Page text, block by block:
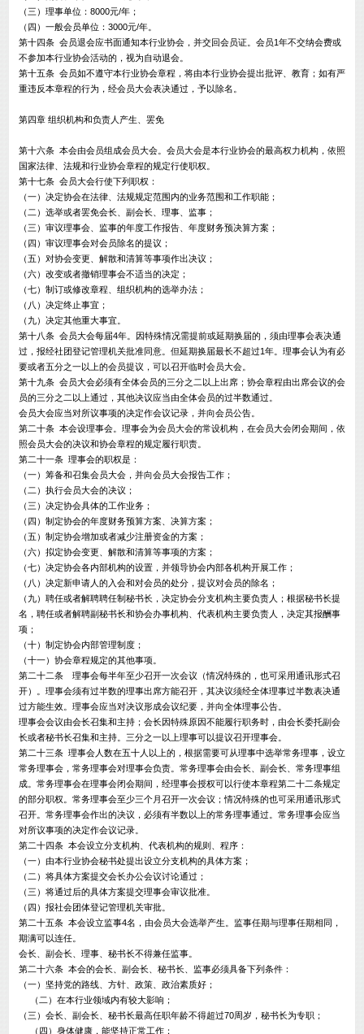
（三）理事单位：8000元/年；
（四）一般会员单位：3000元/年。
第十四条 会员退会应书面通知本行业协会，并交回会员证。会员1年不交纳会费或
不参加本行业协会活动的，视为自动退会。
第十五条 会员如不遵守本行业协会章程，将由本行业协会提出批评、教育；如有严
重违反本章程的行为，经会员大会表决通过，予以除名。
第四章 组织机构和负责人产生、罢免
第十六条 本会由会员组成会员大会。会员大会是本行业协会的最高权力机构，依照
国家法律、法规和行业协会章程的规定行使职权。
第十七条 会员大会行使下列职权：
（一）决定协会在法律、法规规定范围内的业务范围和工作职能；
（二）选举或者罢免会长、副会长、理事、监事；
（三）审议理事会、监事的年度工作报告、年度财务预决算方案；
（四）审议理事会对会员除名的提议；
（五）对协会变更、解散和清算等事项作出决议；
（六）改变或者撤销理事会不适当的决定；
（七）制订或修改章程、组织机构的选举办法；
（八）决定终止事宜；
（九）决定其他重大事宜。
第十八条 会员大会每届4年。因特殊情况需提前或延期换届的，须由理事会表决通
过，报经社团登记管理机关批准同意。但延期换届最长不超过1年。理事会认为有必
要或者五分之一以上的会员提议，可以召开临时会员大会。
第十九条 会员大会必须有全体会员的三分之二以上出席；协会章程由出席会议的会
员的三分之二以上通过，其他决议应当由全体会员的过半数通过。
会员大会应当对所议事项的决定作会议记录，并向会员公告。
第二十条 本会设理事会。理事会为会员大会的常设机构，在会员大会闭会期间，依
照会员大会的决议和协会章程的规定履行职责。
第二十一条 理事会的职权是：
（一）筹备和召集会员大会，并向会员大会报告工作；
（二）执行会员大会的决议；
（三）决定协会具体的工作业务；
（四）制定协会的年度财务预算方案、决算方案；
（五）制定协会增加或者减少注册资金的方案；
（六）拟定协会变更、解散和清算等事项的方案；
（七）决定协会各内部机构的设置，并领导协会内部各机构开展工作；
（八）决定新申请人的入会和对会员的处分，提议对会员的除名；
（九）聘任或者解聘聘任制秘书长，决定协会分支机构主要负责人；根据秘书长提
名，聘任或者解聘副秘书长和协会办事机构、代表机构主要负责人，决定其报酬事
项；
（十）制定协会内部管理制度；
（十一）协会章程规定的其他事项。
第二十二条 理事会每半年至少召开一次会议（情况特殊的，也可采用通讯形式召
开）。理事会须有过半数的理事出席方能召开，其决议须经全体理事过半数表决通
过方能生效。理事会应当对决议形成会议纪要，并向全体理事公告。
理事会会议由会长召集和主持；会长因特殊原因不能履行职务时，由会长委托副会
长或者秘书长召集和主持。三分之一以上理事可以提议召开理事会。
第二十三条 理事会人数在五十人以上的，根据需要可从理事中选举常务理事，设立
常务理事会，常务理事会对理事会负责。常务理事会由会长、副会长、常务理事组
成。常务理事会在理事会闭会期间，经理事会授权可以行使本章程第二十二条规定
的部分职权。常务理事会至少三个月召开一次会议；情况特殊的也可采用通讯形式
召开。常务理事会作出的决议，必须有半数以上的常务理事通过。常务理事会应当
对所议事项的决定作会议记录。
第二十四条 本会设立分支机构、代表机构的规则、程序：
（一）由本行业协会秘书处提出设立分支机构的具体方案；
（二）将具体方案提交会长办公会议讨论通过；
（三）将通过后的具体方案提交理事会审议批准。
（四）报社会团体登记管理机关审批。
第二十五条 本会设立监事4名，由会员大会选举产生。监事任期与理事任期相同，
期满可以连任。
会长、副会长、理事、秘书长不得兼任监事。
第二十六条 本会的会长、副会长、秘书长、监事必须具备下列条件：
（一）坚持党的路线、方针、政策、政治素质好；
（二）在本行业领域内有较大影响；
（三）会长、副会长、秘书长最高任职年龄不得超过70周岁，秘书长为专职；
（四）身体健康，能坚持正常工作；